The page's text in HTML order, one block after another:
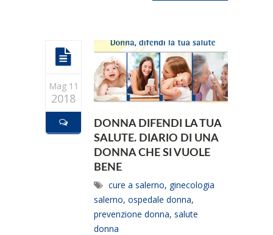
Mag 11
2018
DONNA DIFENDI LA TUA
SALUTE. DIARIO DI UNA
DONNA CHE SI VUOLE
BENE
cure a salerno, ginecologia
salerno, ospedale donna,
prevenzione donna, salute
donna